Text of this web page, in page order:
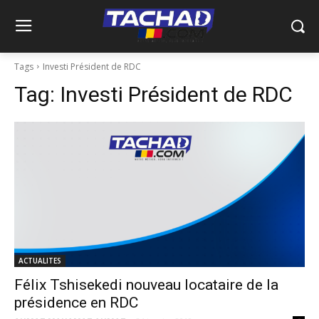
Tags Investi Président de RDC
Tag: Investi Président de RDC
ACTUALITES
Félix Tshisekedi nouveau locataire de la
présidence en RDC